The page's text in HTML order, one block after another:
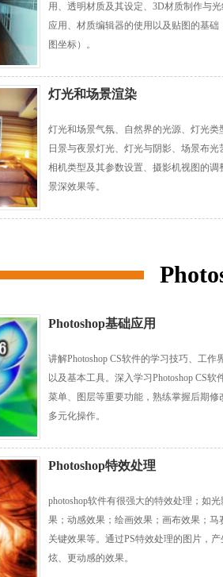
用、透明材质及其设定、3D材质制作与
应用、材质编辑器的使用以及贴图的基础
图坐标）。
灯光和场景渲染
灯光和场景气氛、自然界的光源、灯光类
日景与夜景灯光、灯光与阴影、场景布光
相机类型及其参数设置、摄影机视图的调
景深效果等。
Photoshop基础应用
讲解Photoshop CS软件的学习技巧、工作
以及基本工具。深入学习Photoshop CS软
菜单、图层等重要功能，熟练掌握后期修
多元化操作。
Photoshop特效处理
photoshop软件有很强大的特效处理；如光
果；动感效果；绘画效果；画布效果；马
关键效果等。通过PS特效处理的图片，产
炫、更动感的效果。